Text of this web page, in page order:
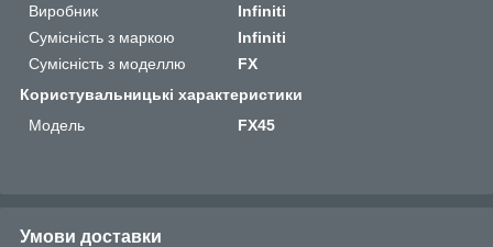
Виробник
Infiniti
Сумісність з маркою
Infiniti
Сумісність з моделлю
FX
Користувальницькі характеристики
Мoдель
FX45
Умови доставки